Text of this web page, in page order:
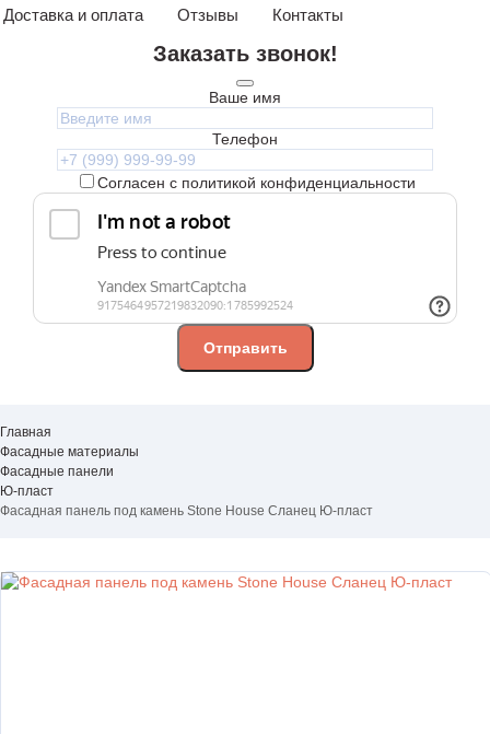
Доставка и оплата Отзывы Контакты
Заказать звонок!
Ваше имя
Телефон
Согласен с политикой конфиденциальности
Главная
Фасадные материалы
Фасадные панели
Ю-пласт
Фасадная панель под камень Stone House Сланец Ю-пласт